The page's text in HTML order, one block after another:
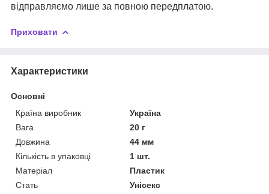
відправляємо лише за повною передплатою.
Приховати
Характеристики
Основні
Країна виробник
Україна
Вага
20 г
Довжина
44 мм
Кількість в упаковці
1 шт.
Матеріал
Пластик
Стать
Унісекс